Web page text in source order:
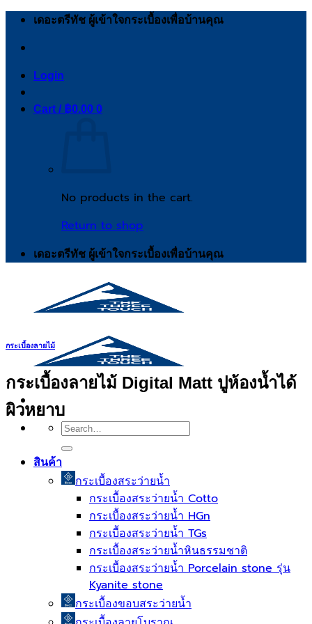
Skip
content
เดอะตรีทัช ผู้เข้าใจกระเบื้องเพื่อบ้านคุณ
Login
Cart / ฿0.00 0
No products in the cart.
Return to shop
เดอะตรีทัช ผู้เข้าใจกระเบื้องเพื่อบ้านคุณ
Search
for:
สินค้า
กระเบื้องสระว่ายนํ้า
กระเบื้องสระว่ายน้ำ Cotto
กระเบื้องสระว่ายน้ำ HGn
กระเบื้องสระว่ายน้ำ TGs
กระเบื้องสระว่ายน้ำหินธรรมชาติ
กระเบื้องสระว่ายนํ้า Porcelain stone รุ่น
Kyanite stone
กระเบื้องขอบสระว่ายน้ำ
กระเบื้องลายไม้
กระเบื้องลายไม้ Digital Matt ปูห้องน้ำได้
ผิวหยาบ